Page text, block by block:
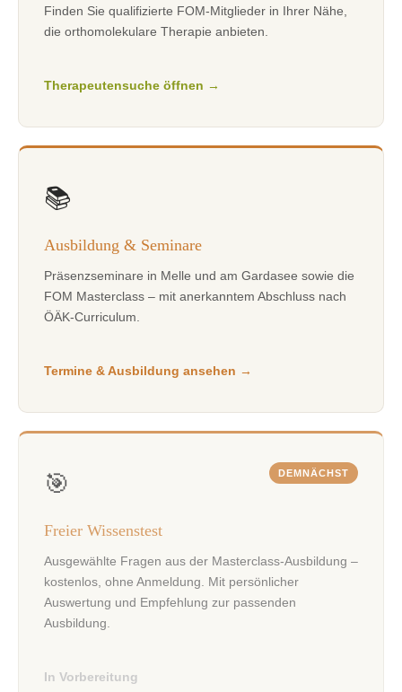
Finden Sie qualifizierte FOM-Mitglieder in Ihrer Nähe,
die orthomolekulare Therapie anbieten.
Therapeutensuche öffnen
📚
Ausbildung & Seminare
Präsenzseminare in Melle und am Gardasee sowie die
FOM Masterclass – mit anerkanntem Abschluss nach
ÖÄK-Curriculum.
Termine & Ausbildung ansehen
🎯 DEMNÄCHST
Freier Wissenstest
Ausgewählte Fragen aus der Masterclass-Ausbildung –
kostenlos, ohne Anmeldung. Mit persönlicher
Auswertung und Empfehlung zur passenden
Ausbildung.
In Vorbereitung